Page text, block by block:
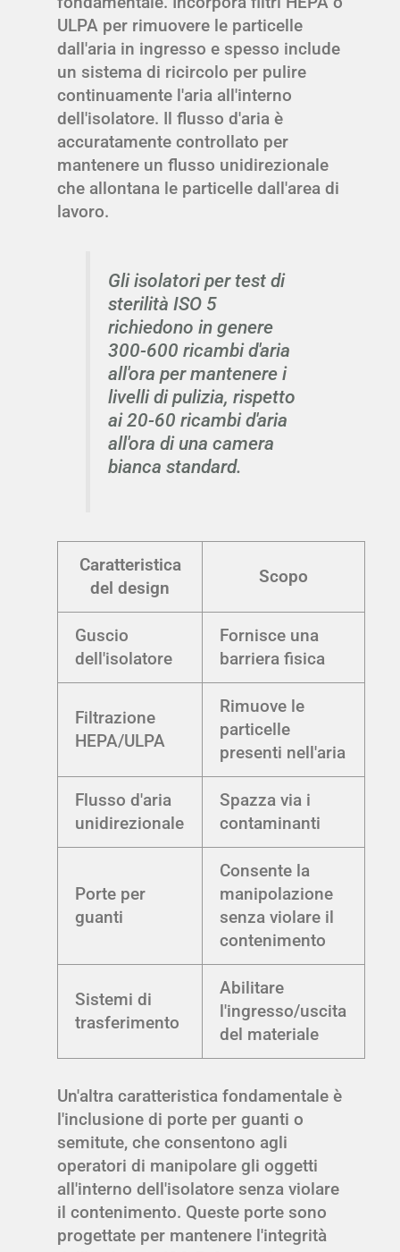
ULPA per rimuovere le particelle
dall'aria in ingresso e spesso include
un sistema di ricircolo per pulire
continuamente l'aria all'interno
dell'isolatore. Il flusso d'aria è
accuratamente controllato per
mantenere un flusso unidirezionale
che allontana le particelle dall'area di
lavoro.
Gli isolatori per test di
sterilità ISO 5
richiedono in genere
300-600 ricambi d'aria
all'ora per mantenere i
livelli di pulizia, rispetto
ai 20-60 ricambi d'aria
all'ora di una camera
bianca standard.
Caratteristica
del design
Scopo
Guscio
dell'isolatore
Fornisce una
barriera fisica
Filtrazione
HEPA/ULPA
Rimuove le
particelle
presenti nell'aria
Flusso d'aria
unidirezionale
Spazza via i
contaminanti
Porte per
guanti
Consente la
manipolazione
senza violare il
contenimento
Sistemi di
trasferimento
Abilitare
l'ingresso/uscita
del materiale
Un'altra caratteristica fondamentale è
l'inclusione di porte per guanti o
semitute, che consentono agli
operatori di manipolare gli oggetti
all'interno dell'isolatore senza violare
il contenimento. Queste porte sono
progettate per mantenere l'integrità